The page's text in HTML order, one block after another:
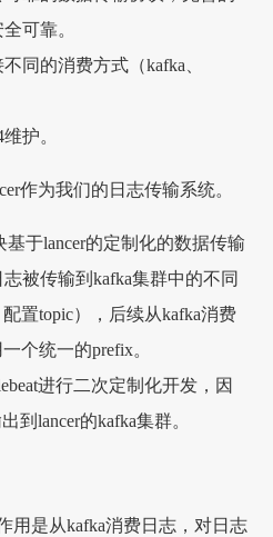
可靠。
同的消费方式（kafka、
护。
作为我们的日志传输系统。
基于lancer的定制化的数据传输
被传输到kafka集群中的不同
置topic），后续从kafka消费
个统一的prefix。
进行二次定制化开发，因
到lancer的kafka集群。
用是从kafka消费日志，对日志